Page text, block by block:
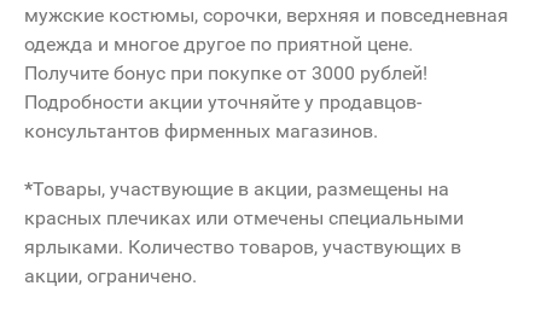
мужские костюмы, сорочки, верхняя и повседневная
одежда и многое другое по приятной цене.
Получите бонус при покупке от 3000 рублей!
Подробности акции уточняйте у продавцов-
консультантов фирменных магазинов.
*Товары, участвующие в акции, размещены на
красных плечиках или отмечены специальными
ярлыками. Количество товаров, участвующих в
акции, ограничено.